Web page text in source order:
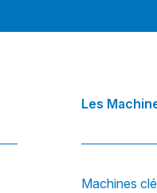
Les
Machines